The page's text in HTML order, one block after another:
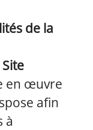
de la
en œuvre
afin
à